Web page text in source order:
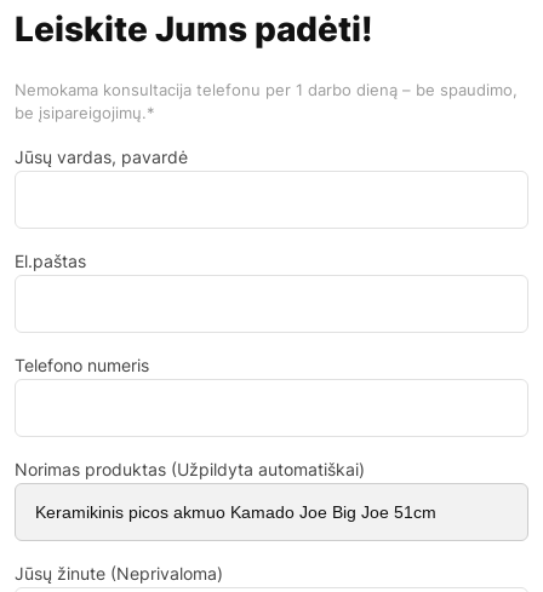
Leiskite Jums padėti!
Nemokama konsultacija telefonu per 1 darbo dieną – be spaudimo,
be įsipareigojimų.*
Jūsų vardas, pavardė
El.paštas
Telefono numeris
Norimas produktas (Užpildyta automatiškai)
Jūsų žinute (Neprivaloma)